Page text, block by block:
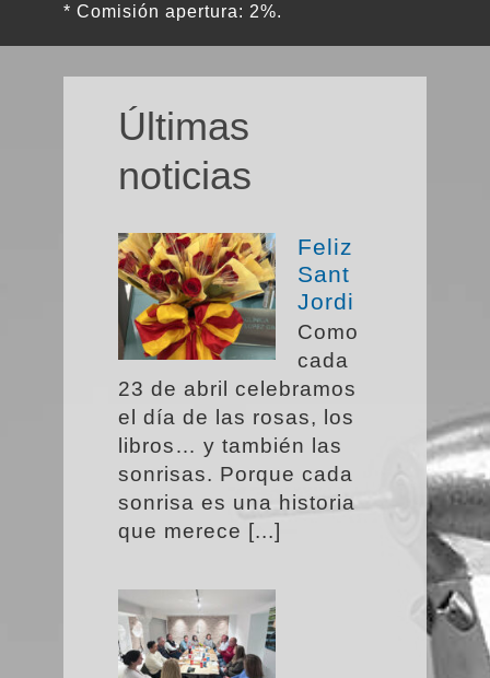
* Comisión apertura: 2%.
Últimas
noticias
Feliz
Sant
Jordi
Como
cada
23 de abril celebramos
el día de las rosas, los
libros… y también las
sonrisas. Porque cada
sonrisa es una historia
que merece [...]